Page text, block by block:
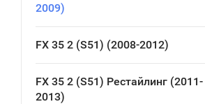
2009)
FX 35 2 (S51) (2008-2012)
FX 35 2 (S51) Рестайлинг (2011-
2013)